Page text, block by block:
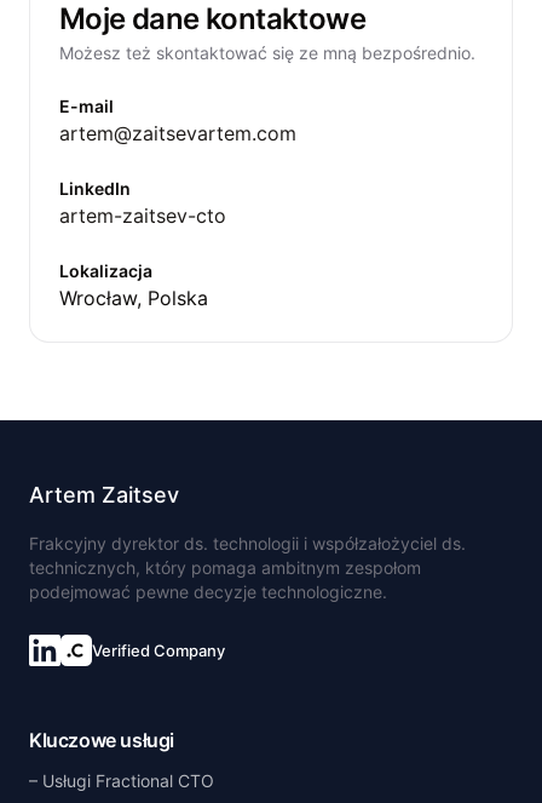
Moje dane kontaktowe
Możesz też skontaktować się ze mną bezpośrednio.
E-mail
artem@zaitsevartem.com
LinkedIn
artem-zaitsev-cto
Lokalizacja
Wrocław, Polska
Artem Zaitsev
Frakcyjny dyrektor ds. technologii i współzałożyciel ds.
technicznych, który pomaga ambitnym zespołom
podejmować pewne decyzje technologiczne.
Verified Company
Kluczowe usługi
Usługi Fractional CTO